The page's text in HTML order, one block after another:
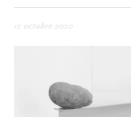
12 octubre 2020